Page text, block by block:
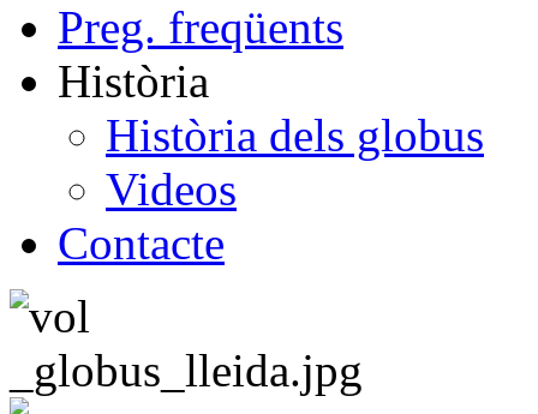
Preg. freqüents
Història
Història dels globus
Videos
Contacte